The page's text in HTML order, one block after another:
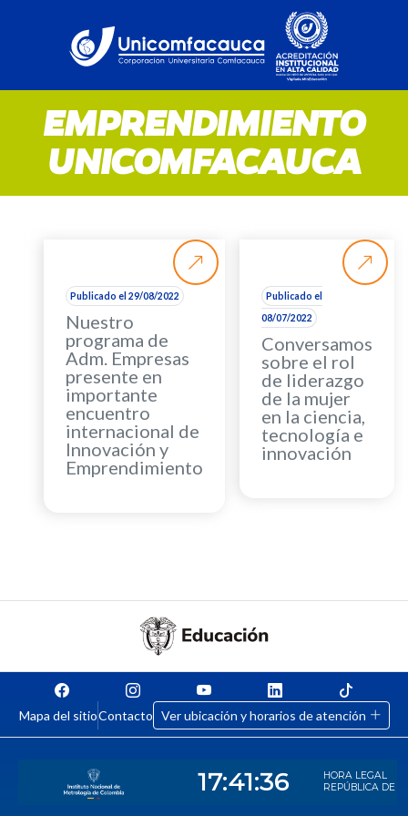
EMPRENDIMIENTO
UNICOMFACAUCA
Publicado el 29/08/2022
Nuestro
programa de
Adm. Empresas
presente en
importante
encuentro
internacional de
Innovación y
Emprendimiento
Publicado el
08/07/2022
Conversamos
sobre el rol
de liderazgo
de la mujer
en la ciencia,
tecnología e
innovación
Mapa del sitioContacto Ver ubicación y horarios de atención